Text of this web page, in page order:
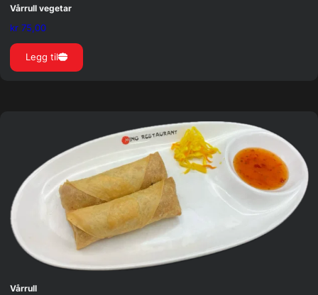
Vårrull vegetar
kr75,00
Legg til
Vårrull